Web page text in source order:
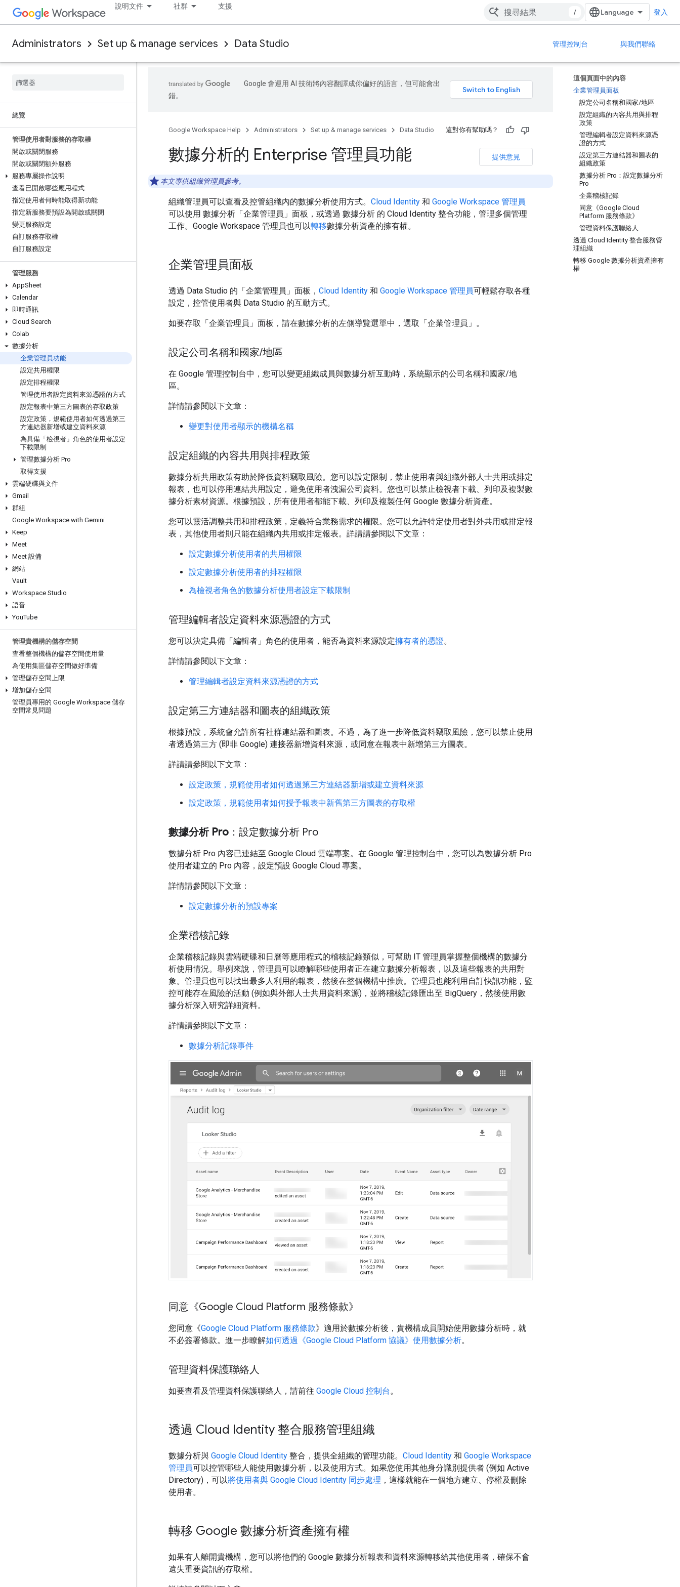
說明文件 社群 支援
/ 登入
Administrators Set up & manage services Data Studio 管理控制台 與我們聯絡
總覽
管理使用者對服務的存取權
開啟或關閉服務
開啟或關閉額外服務
服務專屬操作說明
查看已開啟哪些應用程式
指定使用者何時能取得新功能
指定新服務要預設為開啟或關閉
變更服務設定
自訂服務存取權
自訂服務設定
管理服務
AppSheet
Calendar
即時通訊
Cloud Search
Colab
數據分析
企業管理員功能
設定共用權限
設定排程權限
管理使用者設定資料來源憑證的方式
設定報表中第三方圖表的存取政策
設定政策，規範使用者如何透過第三
方連結器新增或建立資料來源
為具備「檢視者」角色的使用者設定
下載限制
管理數據分析 Pro
取得支援
雲端硬碟與文件
Gmail
群組
Google Workspace with Gemini
Keep
Meet
Meet 設備
網站
Vault
Workspace Studio
語音
YouTube
管理貴機構的儲存空間
查看整個機構的儲存空間使用量
為使用集區儲存空間做好準備
管理儲存空間上限
增加儲存空間
管理員專用的 Google Workspace 儲存
空間常見問題
這個頁面中的內容
企業管理員面板
設定公司名稱和國家/地區
設定組織的內容共用與排程
政策
管理編輯者設定資料來源憑
證的方式
設定第三方連結器和圖表的
組織政策
數據分析 Pro：設定數據分析
Pro
企業稽核記錄
同意《Google Cloud
Platform 服務條款》
管理資料保護聯絡人
透過 Cloud Identity 整合服務管
理組織
轉移 Google 數據分析資產擁有
權
Google 會運用 AI 技術將內容翻譯成你偏好的語言，但可能會出
錯。
Google Workspace Help Administrators Set up & manage services Data Studio 這對你有幫助嗎？
提供意見
數據分析的 Enterprise 管理員功能
本文專供組織管理員參考。
組織管理員可以查看及控管組織內的數據分析使用方式。 Cloud Identity 和 Google Workspace 管理員
可以使用 數據分析「企業管理員」 面板，或透過 數據分析 的 Cloud Identity 整合功能，管理多個管理
工作。Google Workspace 管理員也可以轉移數據分析資產的擁有權。
企業管理員面板
透過 Data Studio 的「企業管理員」面板， Cloud Identity 和 Google Workspace 管理員可輕鬆存取各種
設定，控管使用者與 Data Studio 的互動方式。
如要存取「企業管理員」面板，請在數據分析的左側導覽選單中，選取「企業管理員」 。
設定公司名稱和國家/地區
在 Google 管理控制台中，您可以變更組織成員與數據分析互動時，系統顯示的公司名稱和國家/地
區。
詳情請參閱以下文章：
變更對使用者顯示的機構名稱
設定組織的內容共用與排程政策
數據分析共用政策有助於降低資料竊取風險。您可以設定限制，禁止使用者與組織外部人士共用或排定
報表，也可以停用連結共用設定，避免使用者洩漏公司資料。您也可以禁止檢視者下載、列印及複製數
據分析素材資源。根據預設，所有使用者都能下載、列印及複製任何 Google 數據分析資產。
您可以靈活調整共用和排程政策，定義符合業務需求的權限。您可以允許特定使用者對外共用或排定報
表，其他使用者則只能在組織內共用或排定報表。詳請請參閱以下文章：
設定數據分析使用者的共用權限
設定數據分析使用者的排程權限
為檢視者角色的數據分析使用者設定下載限制
管理編輯者設定資料來源憑證的方式
您可以決定具備「編輯者」角色的使用者，能否為資料來源設定擁有者的憑證。
詳情請參閱以下文章：
管理編輯者設定資料來源憑證的方式
設定第三方連結器和圖表的組織政策
根據預設，系統會允許所有社群連結器和圖表。不過，為了進一步降低資料竊取風險，您可以禁止使用
者透過第三方 (即非 Google) 連接器新增資料來源，或同意在報表中新增第三方圖表。
詳請請參閱以下文章：
設定政策，規範使用者如何透過第三方連結器新增或建立資料來源
設定政策，規範使用者如何授予報表中新舊第三方圖表的存取權
數據分析 Pro ：設定數據分析 Pro
數據分析 Pro 內容已連結至 Google Cloud 雲端專案。在 Google 管理控制台中，您可以為數據分析 Pro
使用者建立的 Pro 內容，設定預設 Google Cloud 專案。
詳情請參閱以下文章：
設定數據分析的預設專案
企業稽核記錄
企業稽核記錄與雲端硬碟和日曆等應用程式的稽核記錄類似，可幫助 IT 管理員掌握整個機構的數據分
析使用情況。舉例來說，管理員可以瞭解哪些使用者正在建立數據分析報表，以及這些報表的共用對
象。管理員也可以找出最多人利用的報表，然後在整個機構中推廣。管理員也能利用自訂快訊功能，監
控可能存在風險的活動 (例如與外部人士共用資料來源)，並將稽核記錄匯出至 BigQuery，然後使用數
據分析深入研究詳細資料。
詳情請參閱以下文章：
數據分析記錄事件
同意《Google Cloud Platform 服務條款》
您同意《Google Cloud Platform 服務條款》適用於數據分析後，貴機構成員開始使用數據分析時，就
不必簽署條款。進一步瞭解如何透過《Google Cloud Platform 協議》使用數據分析。
管理資料保護聯絡人
如要查看及管理資料保護聯絡人，請前往 Google Cloud 控制台 。
透過 Cloud Identity 整合服務管理組織
數據分析與 Google Cloud Identity 整合，提供全組織的管理功能。 Cloud Identity 和 Google Workspace
管理員可以控管哪些人能使用數據分析，以及使用方式。如果您使用其他身分識別提供者 (例如 Active
Directory)，可以將使用者與 Google Cloud Identity 同步處理 ，這樣就能在一個地方建立、停權及刪除
使用者。
轉移 Google 數據分析資產擁有權
如果有人離開貴機構，您可以將他們的 Google 數據分析報表和資料來源轉移給其他使用者，確保不會
遺失重要資訊的存取權。